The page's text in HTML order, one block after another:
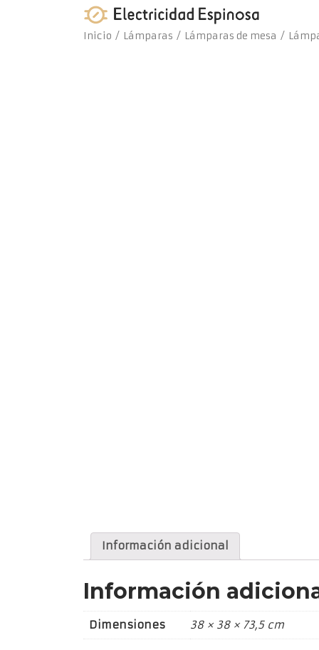
Inicio / Lámparas / Lámparas de mesa /
Información adicional
Información
Dimensiones 38 × 38 × 73,5 cm